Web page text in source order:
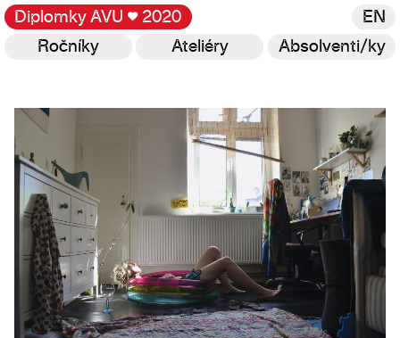
Diplomky AVU ♥ 2020
EN
Ročníky
Ateliéry Absolventi/ky